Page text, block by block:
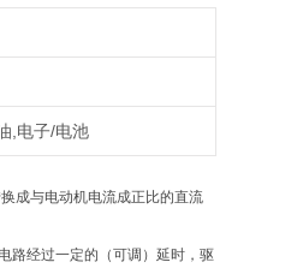
,电子/电池
成与电动机电流成正比的直流
路经过一定的（可调）延时，驱